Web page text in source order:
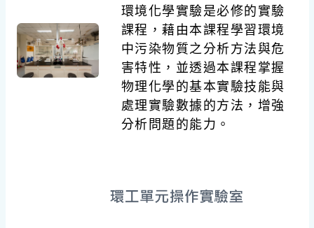
環境化學實驗是必修的實驗
課程，藉由本課程學習環境
中污染物質之分析方法與危
害特性，並透過本課程掌握
物理化學的基本實驗技能與
處理實驗數據的方法，增強
分析問題的能力。